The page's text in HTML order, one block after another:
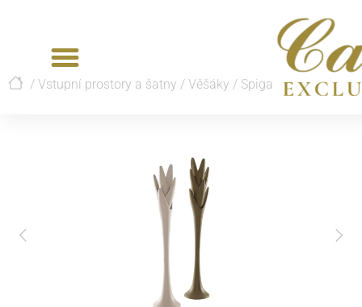
/ Vstupní prostory a šatny / Věšáky / Spiga